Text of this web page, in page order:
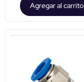
Agregar al carrito